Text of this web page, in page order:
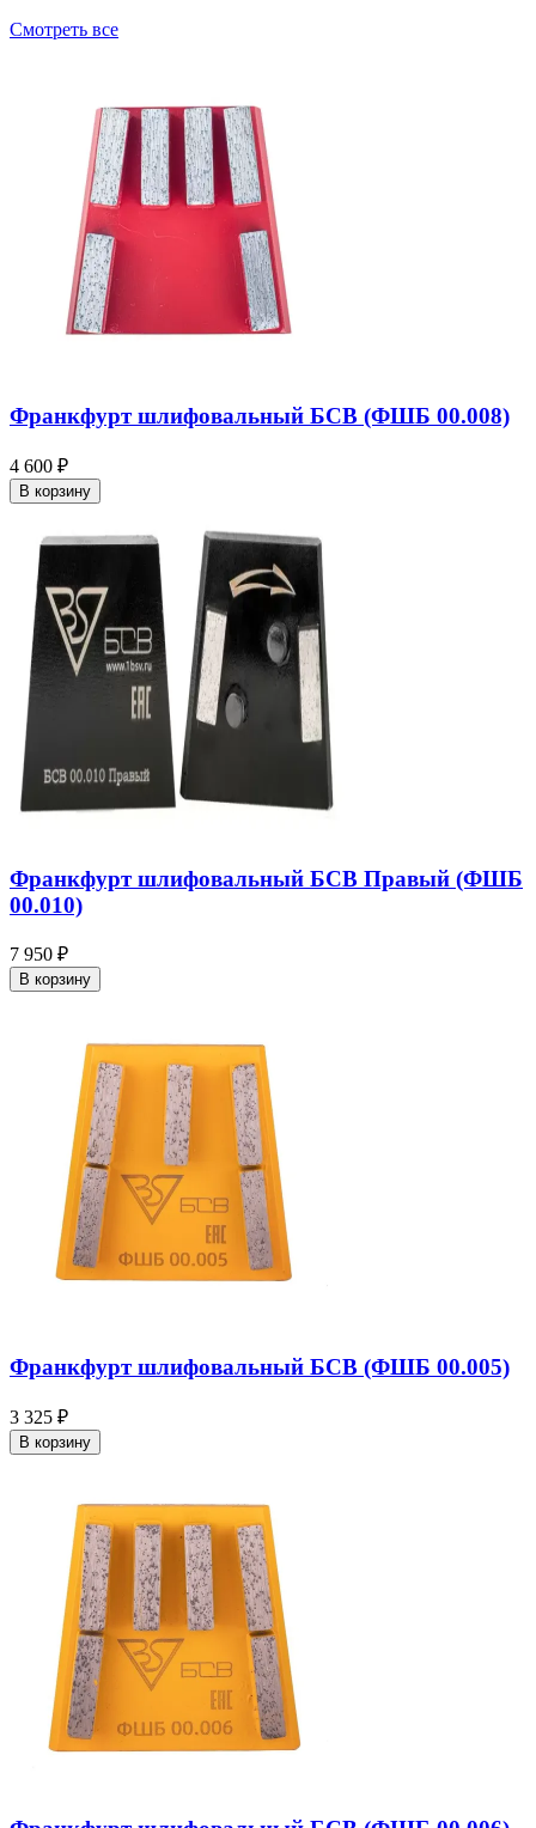
Смотреть все
Франкфурт шлифовальный БСВ (ФШБ 00.008)
4 600 ₽
В корзину
Франкфурт шлифовальный БСВ Правый (ФШБ
00.010)
7 950 ₽
В корзину
Франкфурт шлифовальный БСВ (ФШБ 00.005)
3 325 ₽
В корзину